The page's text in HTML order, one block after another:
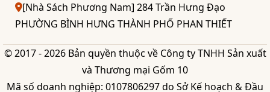
[Nhà Sách Phương Nam] 284 Trần Hưng Đạo
PHƯỜNG BÌNH HƯNG THÀNH PHỐ PHAN THIẾT
© 2017 - 2026 Bản quyền thuộc về Công ty TNHH Sản xuất
và Thương mại Gốm 10
Mã số doanh nghiệp: 0107806297 do Sở Kế hoạch & Đầu